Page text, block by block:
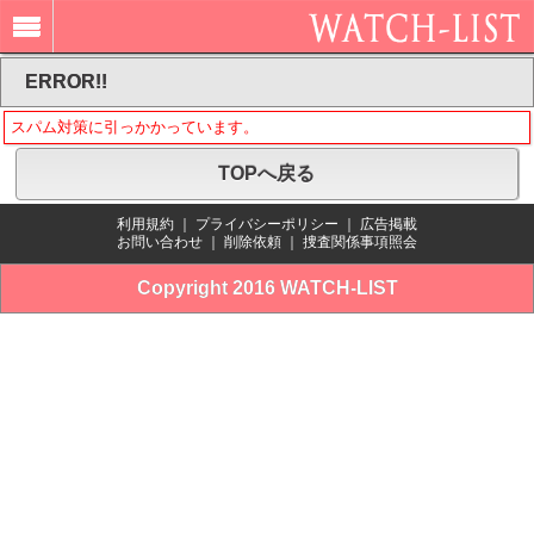
ERROR!!
スパム対策に引っかかっています。
TOPへ戻る
利用規約 プライバシーポリシー
広告掲載
お問い合わせ
削除依頼 捜査関係事項照会
Copyright 2016 WATCH-LIST